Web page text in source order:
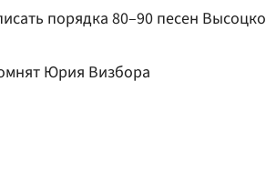
порядка 80–90 песен
Юрия Визбора